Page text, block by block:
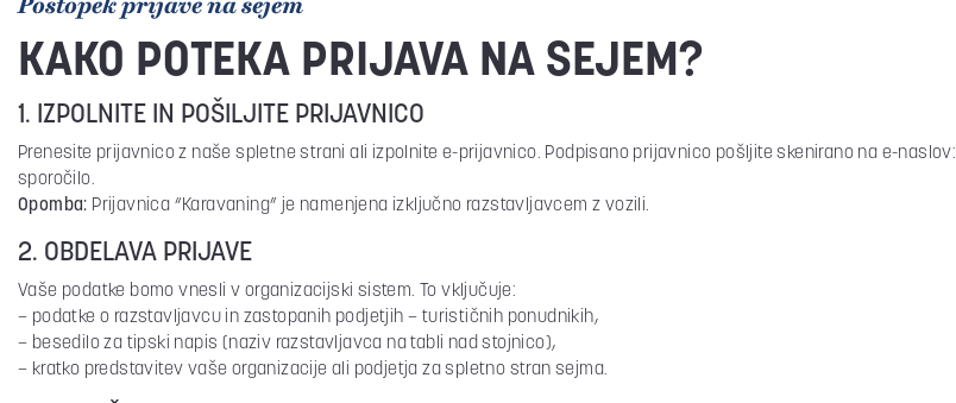
KAKO POTEKA PRIJAVA NA SEJEM?
1. IZPOLNITE IN POŠILJITE PRIJAVNICO
Prenesite prijavnico z naše spletne strani ali izpolnite e-prijavnico. Podpisano prijavnico pošljite skenirano na e-naslov:
sporočilo.
Opomba: Prijavnica “Karavaning” je namenjena izključno razstavljavcem z vozili.
2. OBDELAVA PRIJAVE
Vaše podatke bomo vnesli v organizacijski sistem. To vključuje:
– podatke o razstavljavcu in zastopanih podjetjih – turističnih ponudnikih,
– besedilo za tipski napis (naziv razstavljavca na tabli nad stojnico),
– kratko predstavitev vaše organizacije ali podjetja za spletno stran sejma.